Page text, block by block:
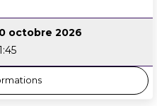
octobre 2026